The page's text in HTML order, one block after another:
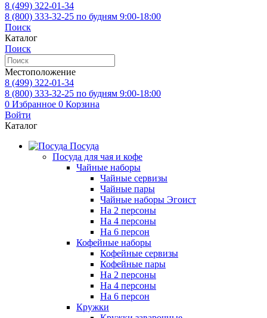
8 (499) 322-01-34
8 (800) 333-32-25 по будням 9:00-18:00
Поиск
Каталог
Поиск
Местоположение
8 (499) 322-01-34
8 (800) 333-32-25 по будням 9:00-18:00
0 Избранное 0 Корзина
Войти
Каталог
Посуда
Посуда для чая и кофе
Чайные наборы
Чайные сервизы
Чайные пары
Чайные наборы Эгоист
На 2 персоны
На 4 персоны
На 6 персон
Кофейные наборы
Кофейные сервизы
Кофейные пары
На 2 персоны
На 4 персоны
На 6 персон
Кружки